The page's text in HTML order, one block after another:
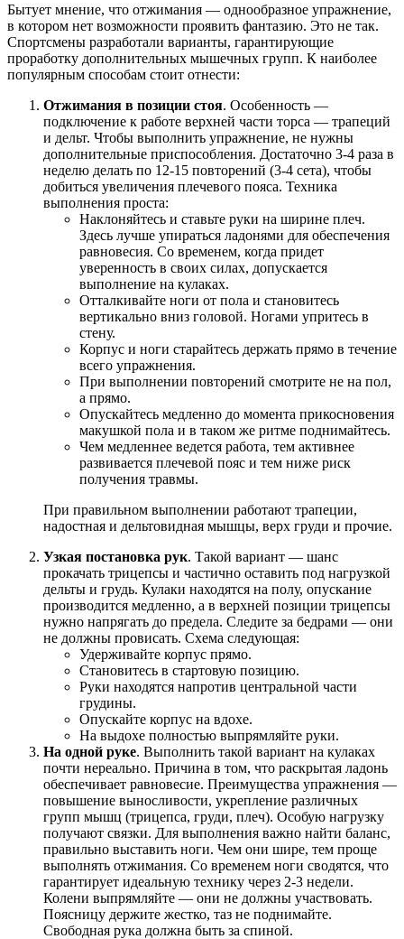
Бытует мнение, что отжимания — однообразное упражнение,
в котором нет возможности проявить фантазию. Это не так.
Спортсмены разработали варианты, гарантирующие
проработку дополнительных мышечных групп. К наиболее
популярным способам стоит отнести:
Отжимания в позиции стоя. Особенность —
подключение к работе верхней части торса — трапеций
и дельт. Чтобы выполнить упражнение, не нужны
дополнительные приспособления. Достаточно 3-4 раза в
неделю делать по 12-15 повторений (3-4 сета), чтобы
добиться увеличения плечевого пояса. Техника
выполнения проста:
Наклоняйтесь и ставьте руки на ширине плеч.
Здесь лучше упираться ладонями для обеспечения
равновесия. Со временем, когда придет
уверенность в своих силах, допускается
выполнение на кулаках.
Отталкивайте ноги от пола и становитесь
вертикально вниз головой. Ногами упритесь в
стену.
Корпус и ноги старайтесь держать прямо в течение
всего упражнения.
При выполнении повторений смотрите не на пол,
а прямо.
Опускайтесь медленно до момента прикосновения
макушкой пола и в таком же ритме поднимайтесь.
Чем медленнее ведется работа, тем активнее
развивается плечевой пояс и тем ниже риск
получения травмы.
При правильном выполнении работают трапеции,
надостная и дельтовидная мышцы, верх груди и прочие.
Узкая постановка рук. Такой вариант — шанс
прокачать трицепсы и частично оставить под нагрузкой
дельты и грудь. Кулаки находятся на полу, опускание
производится медленно, а в верхней позиции трицепсы
нужно напрягать до предела. Следите за бедрами — они
не должны провисать. Схема следующая:
Удерживайте корпус прямо.
Становитесь в стартовую позицию.
Руки находятся напротив центральной части
грудины.
Опускайте корпус на вдохе.
На выдохе полностью выпрямляйте руки.
На одной руке. Выполнить такой вариант на кулаках
почти нереально. Причина в том, что раскрытая ладонь
обеспечивает равновесие. Преимущества упражнения —
повышение выносливости, укрепление различных
групп мышц (трицепса, груди, плеч). Особую нагрузку
получают связки. Для выполнения важно найти баланс,
правильно выставить ноги. Чем они шире, тем проще
выполнять отжимания. Со временем ноги сводятся, что
гарантирует идеальную технику через 2-3 недели.
Колени выпрямляйте — они не должны участвовать.
Поясницу держите жестко, таз не поднимайте.
Свободная рука должна быть за спиной.